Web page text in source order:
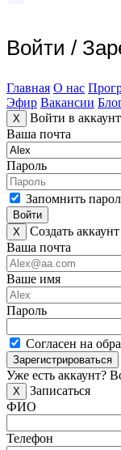
Войти /
Главная О нас
Эфир Вакансии
X
Войти в аккаунт
Ваша почта
Пароль
Запомнить
Войти
X
Создать аккаунт
Ваша почта
Ваше имя
Пароль
Согласен на
Зарегистрироваться
Уже есть аккаунт?
X
Записаться
ФИО
Телефон